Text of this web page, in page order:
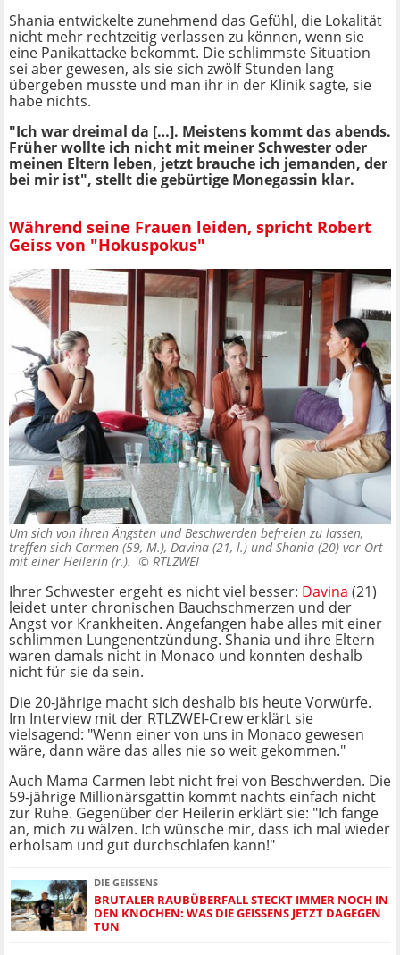
Shania entwickelte zunehmend das Gefühl, die Lokalität
nicht mehr rechtzeitig verlassen zu können, wenn sie
eine Panikattacke bekommt. Die schlimmste Situation
sei aber gewesen, als sie sich zwölf Stunden lang
übergeben musste und man ihr in der Klinik sagte, sie
habe nichts.
"Ich war dreimal da […]. Meistens kommt das abends.
Früher wollte ich nicht mit meiner Schwester oder
meinen Eltern leben, jetzt brauche ich jemanden, der
bei mir ist", stellt die gebürtige Monegassin klar.
Während seine Frauen leiden, spricht Robert
Geiss von "Hokuspokus"
Um sich von ihren Ängsten und Beschwerden befreien zu lassen,
treffen sich Carmen (59, M.), Davina (21, l.) und Shania (20) vor Ort
mit einer Heilerin (r.). © RTLZWEI
Ihrer Schwester ergeht es nicht viel besser: Davina (21)
leidet unter chronischen Bauchschmerzen und der
Angst vor Krankheiten. Angefangen habe alles mit einer
schlimmen Lungenentzündung. Shania und ihre Eltern
waren damals nicht in Monaco und konnten deshalb
nicht für sie da sein.
Die 20-Jährige macht sich deshalb bis heute Vorwürfe.
Im Interview mit der RTLZWEI-Crew erklärt sie
vielsagend: "Wenn einer von uns in Monaco gewesen
wäre, dann wäre das alles nie so weit gekommen."
Auch Mama Carmen lebt nicht frei von Beschwerden. Die
59-jährige Millionärsgattin kommt nachts einfach nicht
zur Ruhe. Gegenüber der Heilerin erklärt sie: "Ich fange
an, mich zu wälzen. Ich wünsche mir, dass ich mal wieder
erholsam und gut durchschlafen kann!"
DIE GEISSENS
BRUTALER RAUBÜBERFALL STECKT IMMER NOCH IN
DEN KNOCHEN: WAS DIE GEISSENS JETZT DAGEGEN
TUN